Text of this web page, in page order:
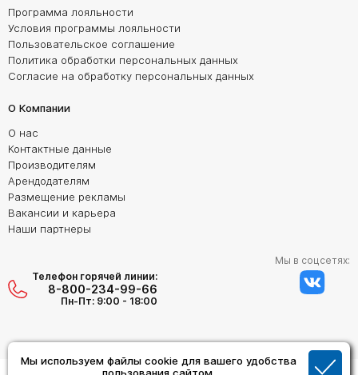
Мы используем файлы cookie для вашего удобства
Программа лояльности
Условия программы лояльности
Пользовательское соглашение
Политика обработки персональных данных
Согласие на обработку персональных данных
О Компании
О нас
Контактные данные
Производителям
Арендодателям
Размещение рекламы
Вакансии и карьера
Наши партнеры
Телефон горячей линии:
8-800-234-99-66
Пн-Пт: 9:00 - 18:00
Мы в соцсетях: